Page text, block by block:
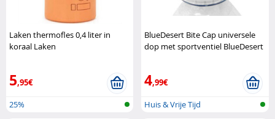
Laken thermofles 0,4 liter in
koraal Laken
5,95€
25%
BlueDesert Bite Cap universele
dop met sportventiel BlueDesert
4,99€
Huis & Vrije Tijd